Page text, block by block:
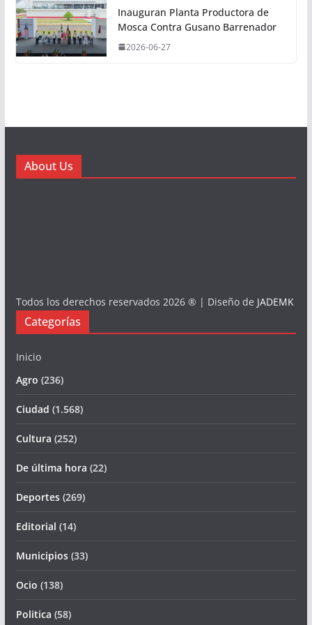
Inauguran Planta Productora de
Mosca Contra Gusano Barrenador
2026-06-27
About Us
Todos los derechos reservados 2026 ® | Diseño de JADEMK
Categorías
Inicio
Agro (236)
Ciudad (1.568)
Cultura (252)
De última hora (22)
Deportes(269)
Editorial (14)
Municipios(33)
Ocio (138)
Politica (58)